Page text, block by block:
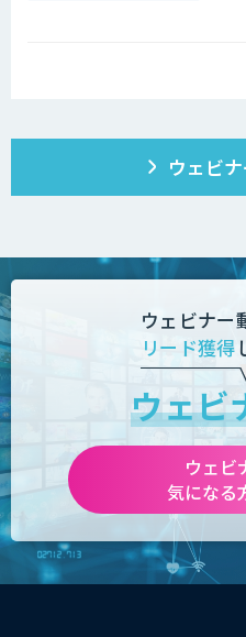
ウェビ
ウェビナー
リード獲得
ウェビ
ウェビ
気になる